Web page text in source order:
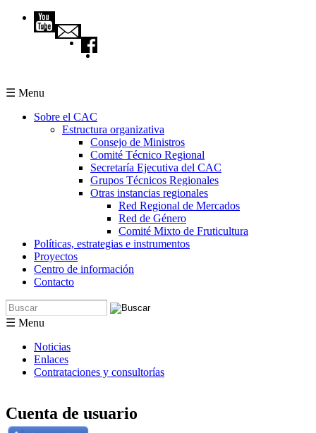
Pasar al contenido principal
☰ Menu
Sobre el CAC
Estructura organizativa
Consejo de Ministros
Comité Técnico Regional
Secretaría Ejecutiva del CAC
Grupos Técnicos Regionales
Otras instancias regionales
Red Regional de Mercados
Red de Género
Comité Mixto de Fruticultura
Políticas, estrategias e instrumentos
Proyectos
Centro de información
Contacto
Formulario de búsqueda
Buscar
☰ Menu
Noticias
Enlaces
Contrataciones y consultorías
Cuenta de usuario